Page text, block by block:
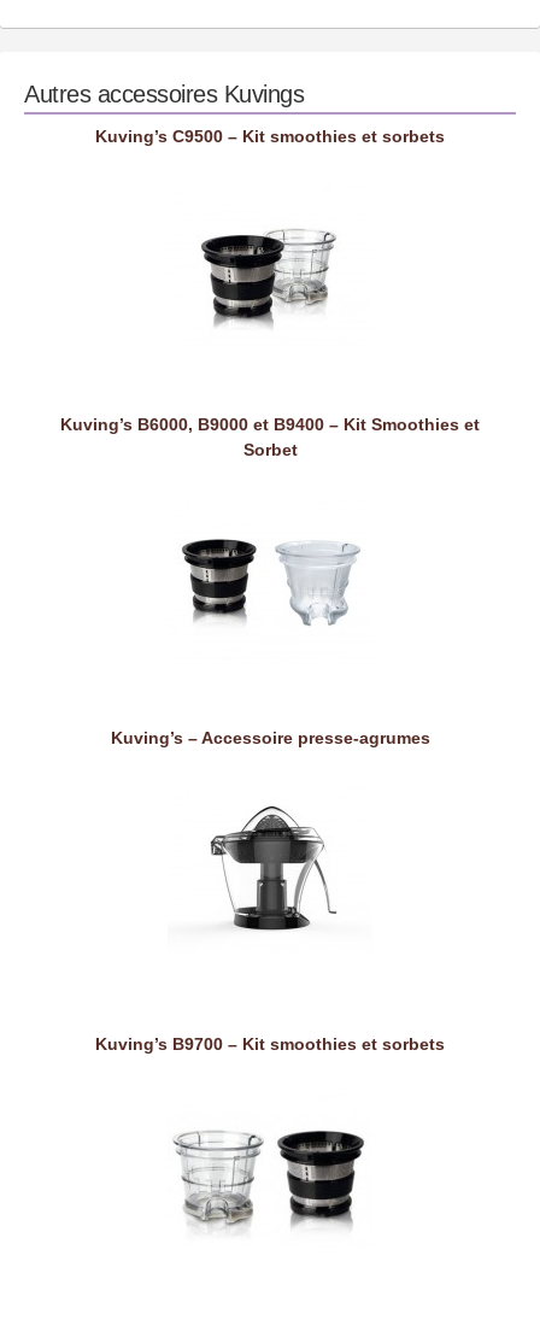
Autres accessoires Kuvings
Kuving’s C9500 – Kit smoothies et sorbets
Kuving’s B6000, B9000 et B9400 – Kit Smoothies et
Sorbet
Kuving’s – Accessoire presse-agrumes
Kuving’s B9700 – Kit smoothies et sorbets